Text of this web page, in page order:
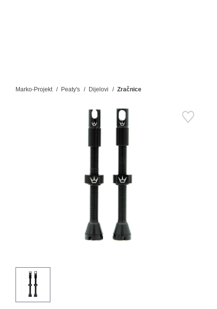
Marko-Projekt Peaty's Dijelovi Zračnice